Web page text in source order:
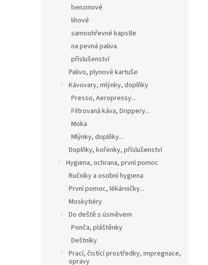
benzinové
lihové
samoohřevné kapstle
na pevná paliva
příslušenství
Palivo, plynové kartuše
Kávovary, mlýnky, doplňky
Presso, Aeropressy...
Filtrovaná káva, Drippery...
Moka
Mlýnky, doplňky...
Doplňky, kořenky, příslušenství
Hygiena, ochrana, první pomoc
Ručníky a osobní hygiena
První pomoc, lékárničky...
Moskytiéry
Do deště s úsměvem
Ponča, pláštěnky
Deštníky
Prací, čistící prostředky, impregnace,
opravy